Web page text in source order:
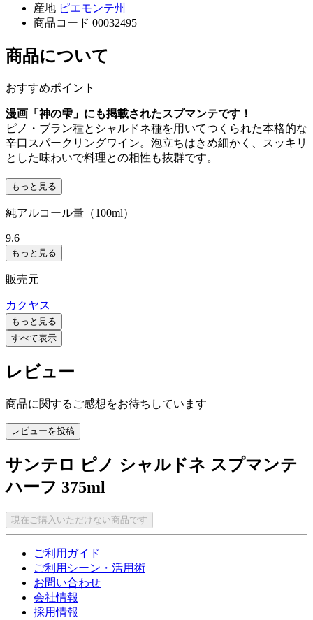
産地 ピエモンテ州
商品コード 00032495
商品について
おすすめポイント
漫画「神の雫」にも掲載されたスプマンテです！
ピノ・ブラン種とシャルドネ種を用いてつくられた本格的な
辛口スパークリングワイン。泡立ちはきめ細かく、スッキリ
とした味わいで料理との相性も抜群です。
もっと見る
純アルコール量（100ml）
9.6
もっと見る
販売元
カクヤス
もっと見る
すべて表示
レビュー
商品に関するご感想をお待ちしています
レビューを投稿
サンテロ ピノ シャルドネ スプマンテ
ハーフ 375ml
現在ご購入いただけない商品です
ご利用ガイド
ご利用シーン・活用術
お問い合わせ
会社情報
採用情報